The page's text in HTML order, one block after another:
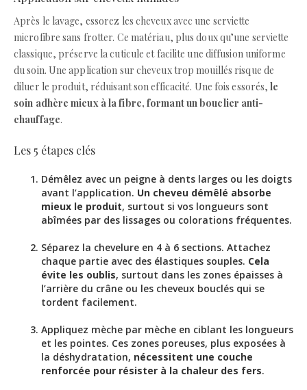
Après le lavage, essorez les cheveux avec une serviette
microfibre sans frotter. Ce matériau, plus doux qu’une serviette
classique, préserve la cuticule et facilite une diffusion uniforme
du soin. Une application sur cheveux trop mouillés risque de
diluer le produit, réduisant son efficacité. Une fois essorés,le
soin adhère mieux à la fibre, formant un bouclier anti-
chauffage.
Les 5 étapes clés
Démêlez avec un peigne à dents larges ou les doigts
avant l’application. Un cheveu démêlé absorbe
mieux le produit, surtout si vos longueurs sont
abîmées par des lissages ou colorations fréquentes.
Séparez la chevelure en 4 à 6 sections. Attachez
chaque partie avec des élastiques souples. Cela
évite les oublis, surtout dans les zones épaisses à
l’arrière du crâne ou les cheveux bouclés qui se
tordent facilement.
Appliquez mèche par mèche en ciblant les longueurs
et les pointes. Ces zones poreuses, plus exposées à
la déshydratation, nécessitent une couche
renforcée pour résister à la chaleur des fers.